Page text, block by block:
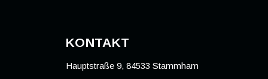
KONTAKT
Hauptstraße 9, 84533 Stammham